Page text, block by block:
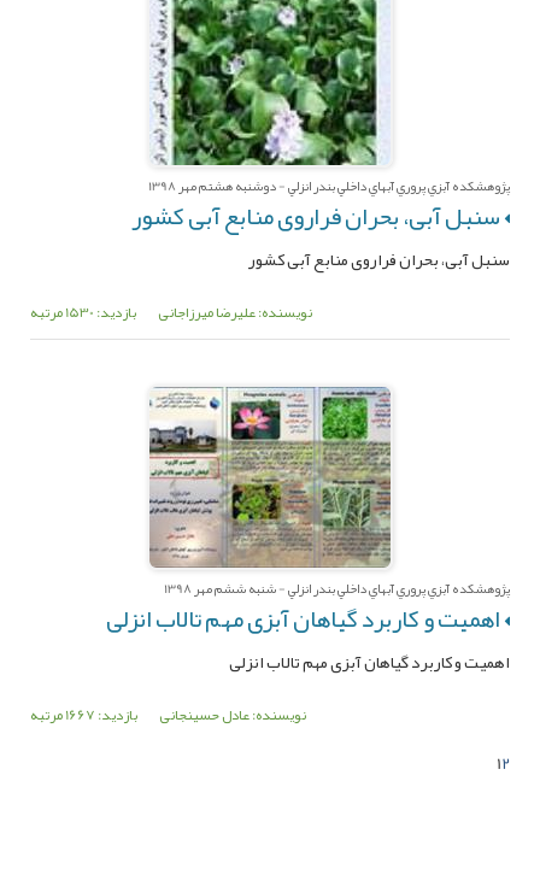
پژوهشکده آبزي پروري آبهاي داخلي بندر انزلي - دوشنبه هشتم مهر 1398
سنبل آبی، بحران فراروی منابع آبی کشور
سنبل آبی، بحران فراروی منابع آبی کشور
نویسنده: علیرضا میرزاجانی بازدید: 1530 مرتبه
پژوهشکده آبزي پروري آبهاي داخلي بندر انزلي - شنبه ششم مهر 1398
اهمیت و کاربرد گیاهان آبزی مهم تالاب انزلی
اهمیت و کاربرد گیاهان آبزی مهم تالاب انزلی
نویسنده: عادل حسینجانی بازدید: 1667 مرتبه
12